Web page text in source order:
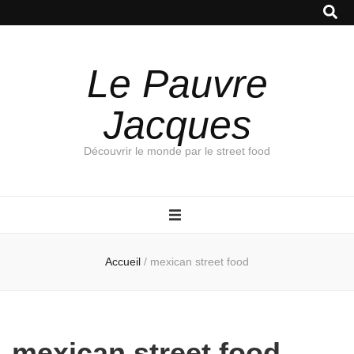
Le Pauvre
Jacques
Découvrir le monde par le street food
Accueil / mexican street food